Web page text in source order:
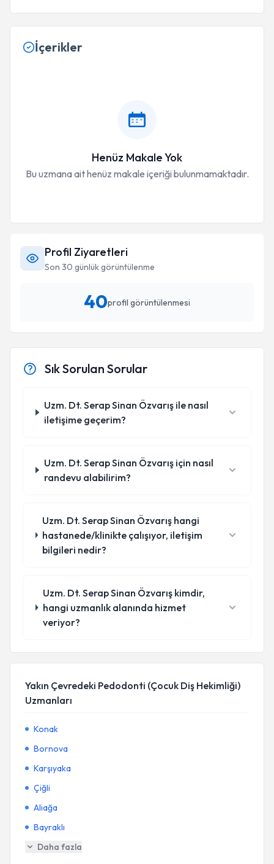
İçerikler
Henüz Makale Yok
Bu uzmana ait henüz makale içeriği bulunmamaktadır.
Profil Ziyaretleri
Son 30 günlük görüntülenme
40profil görüntülenmesi
Sık Sorulan Sorular
Uzm. Dt. Serap Sinan Özvarış ile nasıl
iletişime geçerim?
Uzm. Dt. Serap Sinan Özvarış için nasıl
randevu alabilirim?
Uzm. Dt. Serap Sinan Özvarış hangi
hastanede/klinikte çalışıyor, iletişim
bilgileri nedir?
Uzm. Dt. Serap Sinan Özvarış kimdir,
hangi uzmanlık alanında hizmet
veriyor?
Yakın Çevredeki Pedodonti (Çocuk Diş Hekimliği)
Uzmanları
Konak
Bornova
Karşıyaka
Çiğli
Aliağa
Bayraklı
Daha fazla